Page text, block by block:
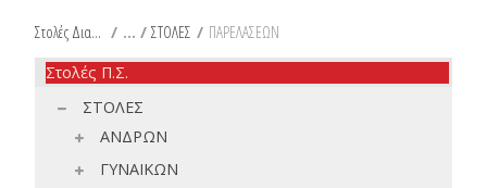
Στολές Διακριτικά Είδη Ιματισμού Π.Σ. / ΣΤΟΛΕΣ / ΠΑΡΕΛΑΣΕΩΝ
Στολές Π.Σ.
ΣΤΟΛΕΣ
ΑΝΔΡΩΝ
ΓΥΝΑΙΚΩΝ